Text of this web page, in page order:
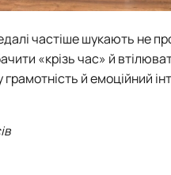
частіше шукають не
«крізь час» й
й емоційний